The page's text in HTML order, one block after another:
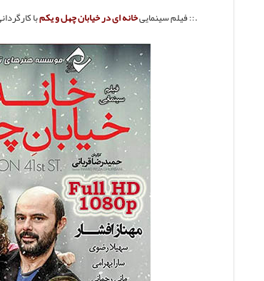
.:: فیلم سینماییخانه ای در خیابان چهل و یکمبا